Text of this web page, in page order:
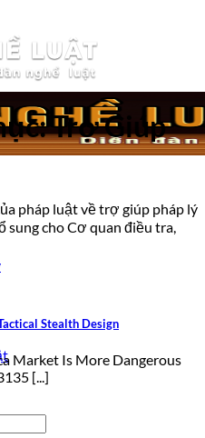
Trợ Giúp
pháp luật về trợ giúp pháp lý
cho Cơ quan điều tra,
Stealth Design
Market Is More Dangerous
[...]